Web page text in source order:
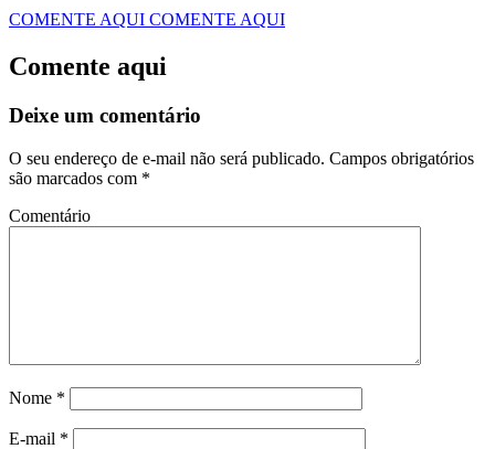
COMENTE AQUI COMENTE AQUI
Comente aqui
Deixe um comentário
O seu endereço de e-mail não será publicado. Campos obrigatórios
são marcados com *
Comentário
Nome *
E-mail *